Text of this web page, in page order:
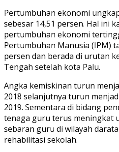
Pertumbuhan ekonomi
sebesar 14,51 persen. Hal ini
pertumbuhan ekonomi
Pertumbuhan Manusia (IPM)
persen dan berada di urutan
Tengah setelah kota Palu.
Angka kemiskinan turun
2018 selanjutnya turun
2019. Sementara di bidang
tenaga guru terus meningkat
sebaran guru di wilayah
rehabilitasi sekolah.